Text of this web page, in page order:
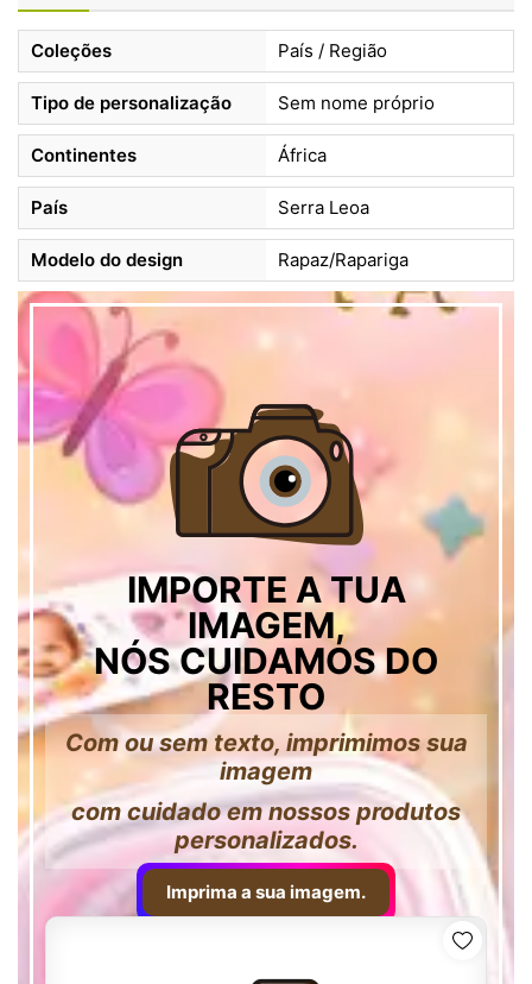
Coleções País / Região
Tipo de personalização Sem nome próprio
Continentes África
País Serra Leoa
Modelo do design Rapaz/Rapariga
IMPORTE A TUA
IMAGEM,
NÓS CUIDAMOS DO
RESTO
Com ou sem texto, imprimimos sua
imagem
com cuidado em nossos produtos
personalizados.
Imprima a sua imagem.